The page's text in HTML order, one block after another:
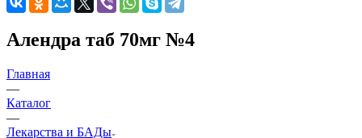
Алендра таб 70мг №4
Главная
—
Каталог
—
Лекарства и БАДы